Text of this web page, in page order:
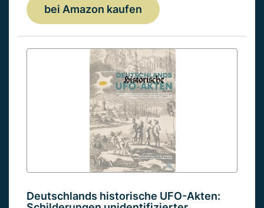
bei Amazon kaufen
Deutschlands historische UFO-Akten: